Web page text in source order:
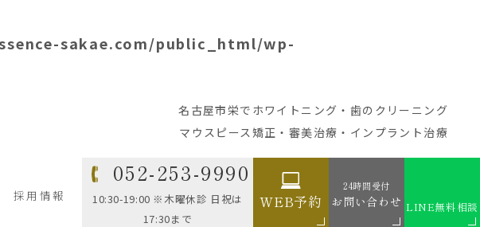
sakae.com/public_html/wp-
名古屋市栄でホワイトニング・歯のクリーニング
マウスピース矯正・審美治療・インプラント治療
052-253-9990
10:30-19:00 ※木曜休診 日祝は
17:30まで
WEB予約
24時間受付
お問い合わせ LINE無料相談
採用情報